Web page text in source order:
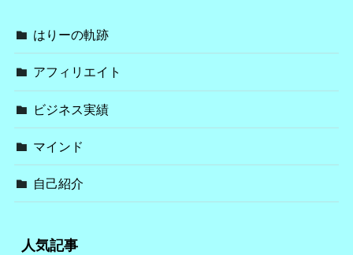
はりーの軌跡
アフィリエイト
ビジネス実績
マインド
自己紹介
人気記事